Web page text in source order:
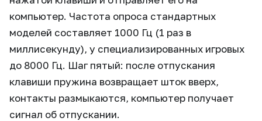
компьютер. Частота опроса стандартных
моделей составляет 1000 Гц (1 раз в
миллисекунду), у специализированных игровых
до 8000 Гц. Шаг пятый: после отпускания
клавиши пружина возвращает шток вверх,
контакты размыкаются, компьютер получает
сигнал об отпускании.